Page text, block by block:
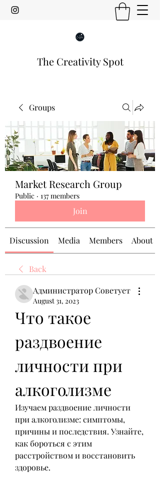
The Creativity Spot
Groups
Market Research Group
Public · 137 members
Join
Discussion Media Members About
Back
Администратор Советует
August 31, 2023
Что такое
раздвоение
личности при
алкоголизме
Изучаем раздвоение личности
при алкоголизме: симптомы,
причины и последствия. Узнайте,
как бороться с этим
расстройством и восстановить
здоровье.